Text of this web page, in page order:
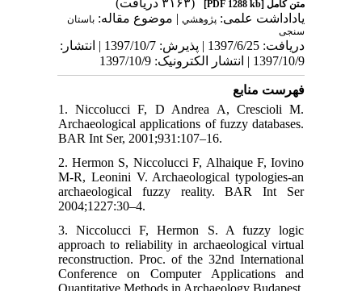
متن کامل[PDF 1288 kb]
(۳۱۶۳ دریافت)
یاداداشت علمی: پژوهشي| موضوع مقاله: باستان
سنجی
دریافت: 1397/6/25 | پذیرش: 1397/10/7 | انتشار:
1397/10/9 | انتشار الکترونیک: 1397/10/9
فهرست منابع
1. Niccolucci F, D Andrea A, Crescioli M.
Archaeological applications of fuzzy databases.
BAR Int Ser, 2001;931:107–16.
2. Hermon S, Niccolucci F, Alhaique F, Iovino
M-R, Leonini V. Archaeological typologies-an
archaeological fuzzy reality. BAR Int Ser
2004;1227:30–4.
3. Niccolucci F, Hermon S. A fuzzy logic
approach to reliability in archaeological virtual
reconstruction. Proc. of the 32nd International
Conference on Computer Applications and